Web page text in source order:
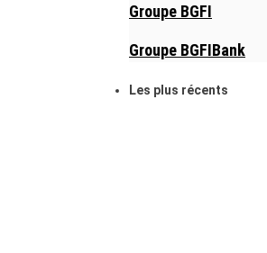
Groupe BGFI
Groupe BGFIBank
Les plus récents